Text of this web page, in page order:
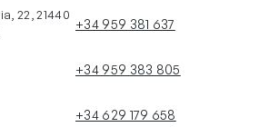
22, 21440
+34 959 381 637
+34 959 383 805
+34 629 179 658